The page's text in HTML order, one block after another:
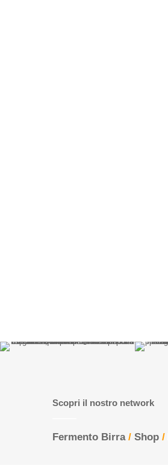
Scopri il nostro network
Fermento Birra/ Shop /